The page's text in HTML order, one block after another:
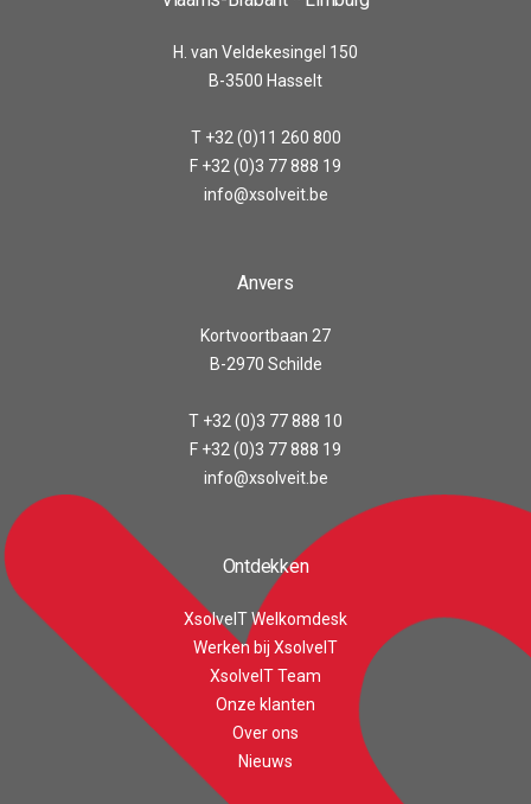
H. van Veldekesingel 150
B-3500 Hasselt
T +32 (0)11 260 800
F +32 (0)3 77 888 19
info@xsolveit.be
Anvers
Kortvoortbaan 27
B-2970 Schilde
T +32 (0)3 77 888 10
F +32 (0)3 77 888 19
info@xsolveit.be
Ontdekken
XsolveIT Welkomdesk
Werken bij XsolveIT
XsolveIT Team
Onze klanten
Over ons
Nieuws
Customer reviews and experiences for
XsolveIT